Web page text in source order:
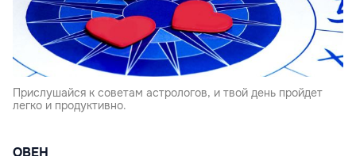
Прислушайся к советам астрологов, и твой день пройдет
легко и продуктивно.